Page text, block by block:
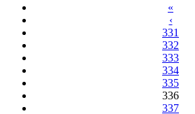
«
‹
331
332
333
334
335
336
337